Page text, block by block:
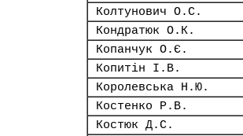
Колтунович О.С.
Кондратюк О.К.
Копанчук О.Є.
Копитін І.В.
Королевська Н.Ю.
Костенко Р.В.
Костюк Д.С.